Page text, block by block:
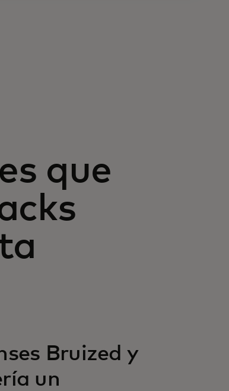
que
Bruized y
un